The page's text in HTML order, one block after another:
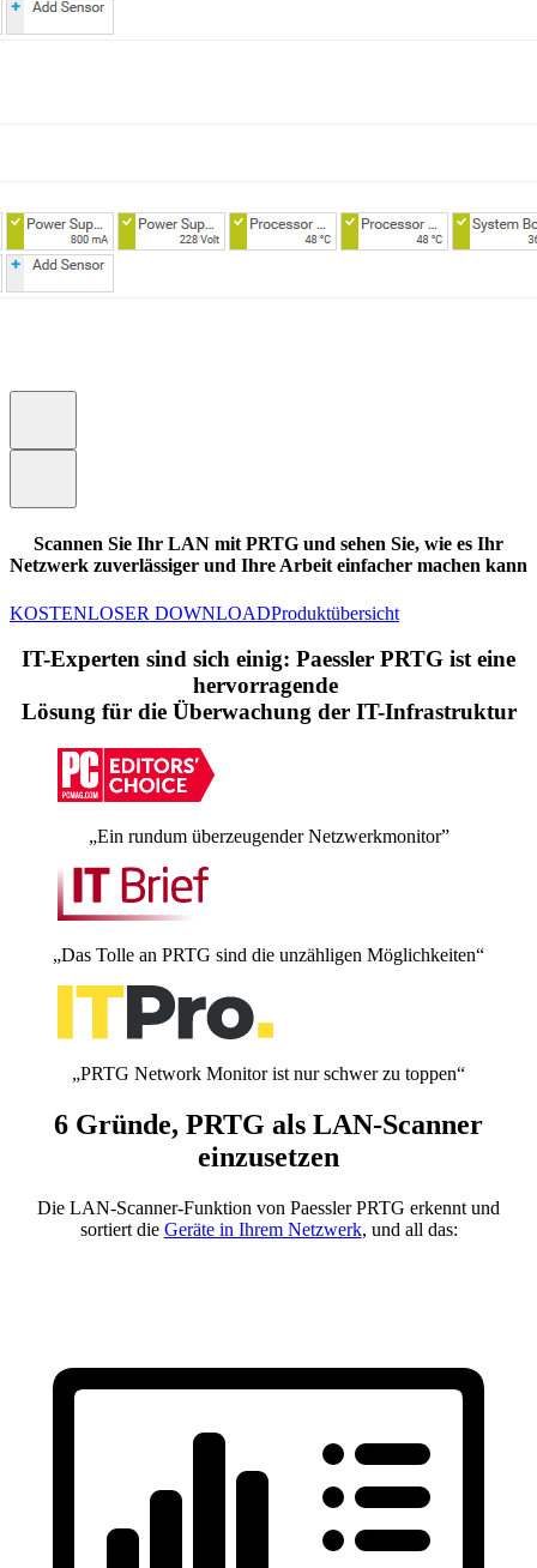
Scannen Sie Ihr LAN mit PRTG und sehen Sie, wie es Ihr
Netzwerk zuverlässiger und Ihre Arbeit einfacher machen kann
KOSTENLOSER DOWNLOADProduktübersicht
IT-Experten sind sich einig: Paessler PRTG ist eine
hervorragende
Lösung für die Überwachung der IT-Infrastruktur
„Ein rundum überzeugender Netzwerkmonitor”
„Das Tolle an PRTG sind die unzähligen Möglichkeiten“
„PRTG Network Monitor ist nur schwer zu toppen“
6 Gründe, PRTG als LAN-Scanner
einzusetzen
Die LAN-Scanner-Funktion von Paessler PRTG erkennt und
sortiert die Geräte in Ihrem Netzwerk, und all das: